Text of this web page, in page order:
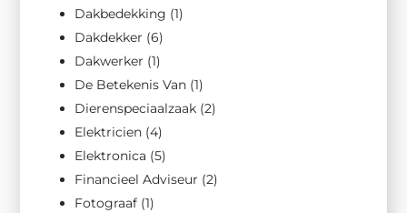
Dakbedekking (1)
Dakdekker (6)
Dakwerker (1)
De Betekenis Van (1)
Dierenspeciaalzaak (2)
Elektricien (4)
Elektronica (5)
Financieel Adviseur (2)
Fotograaf (1)